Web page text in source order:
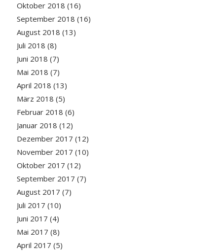
Oktober 2018 (16)
September 2018 (16)
August 2018 (13)
Juli 2018 (8)
Juni 2018 (7)
Mai 2018 (7)
April 2018 (13)
März 2018 (5)
Februar 2018 (6)
Januar 2018 (12)
Dezember 2017 (12)
November 2017 (10)
Oktober 2017 (12)
September 2017 (7)
August 2017 (7)
Juli 2017 (10)
Juni 2017 (4)
Mai 2017 (8)
April 2017 (5)